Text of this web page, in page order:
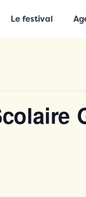
Le festival